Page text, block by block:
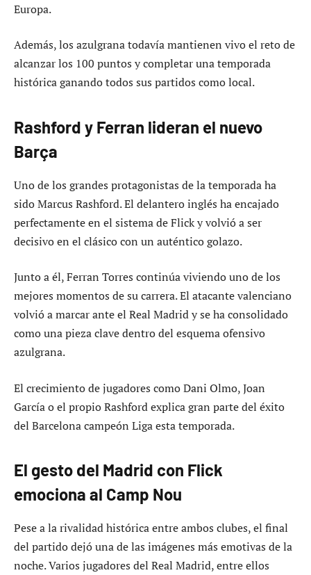
Europa.
Además, los azulgrana todavía mantienen vivo el reto de
alcanzar los 100 puntos y completar una temporada
histórica ganando todos sus partidos como local.
Rashford y Ferran lideran el nuevo
Barça
Uno de los grandes protagonistas de la temporada ha
sido Marcus Rashford. El delantero inglés ha encajado
perfectamente en el sistema de Flick y volvió a ser
decisivo en el clásico con un auténtico golazo.
Junto a él, Ferran Torres continúa viviendo uno de los
mejores momentos de su carrera. El atacante valenciano
volvió a marcar ante el Real Madrid y se ha consolidado
como una pieza clave dentro del esquema ofensivo
azulgrana.
El crecimiento de jugadores como Dani Olmo, Joan
García o el propio Rashford explica gran parte del éxito
del Barcelona campeón Liga esta temporada.
El gesto del Madrid con Flick
emociona al Camp Nou
Pese a la rivalidad histórica entre ambos clubes, el final
del partido dejó una de las imágenes más emotivas de la
noche. Varios jugadores del Real Madrid, entre ellos